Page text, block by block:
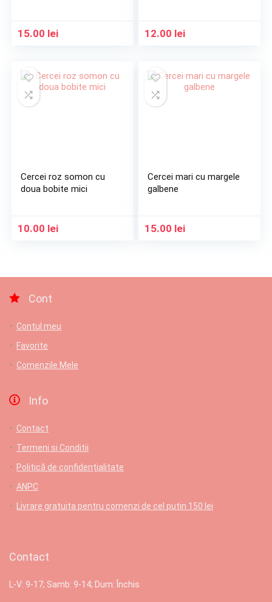
15.00 lei 12.00 lei
Cercei roz somon cu
doua bobite mici
10.00 lei
Cercei mari cu margele
galbene
15.00 lei
Cont
Contul meu
Favorite
Comenzile Mele
Info
Contact
Termeni si Conditii
Politică de confidențialitate
ANPC
Livrare gratuita pentru comenzi de cel putin 150 lei
Contact
L-V: 9-17; Samb: 9-14; Dum: Închis